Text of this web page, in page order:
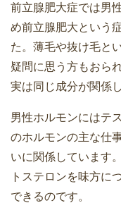
前立腺肥大症では男
め前立腺肥大という
た。薄毛や抜け毛と
疑問に思う方もおら
実は同じ成分が関係
男性ホルモンにはテ
のホルモンの主な仕
いに関係しています
トステロンを味方に
できるのです。